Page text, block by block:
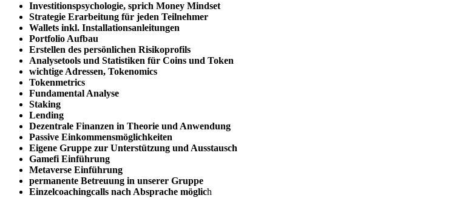
Investitionspsychologie, sprich Money Mindset
Strategie Erarbeitung für jeden Teilnehmer
Wallets inkl. Installationsanleitungen
Portfolio Aufbau
Erstellen des persönlichen Risikoprofils
Analysetools und Statistiken für Coins und Token
wichtige Adressen, Tokenomics
Tokenmetrics
Fundamental Analyse
Staking
Lending
Dezentrale Finanzen in Theorie und Anwendung
Passive Einkommensmöglichkeiten
Eigene Gruppe zur Unterstützung und Ausstausch
Gamefi Einführung
Metaverse Einführung
permanente Betreuung in unserer Gruppe
Einzelcoachingcalls nach Absprache möglich